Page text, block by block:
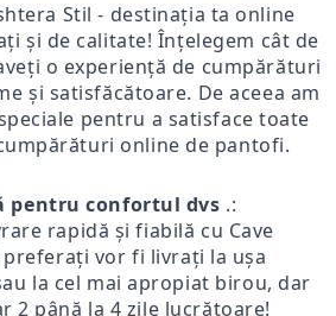
Stil - destinația ta online
și de calitate! Înțelegem cât de
o experiență de cumpărături
și satisfăcătoare. De aceea am
pentru a satisface toate
online de pantofi.
pentru confortul dvs .:
rapidă și fiabilă cu Cave
vor fi livrați la ușa
la cel mai apropiat birou, dar
2 până la 4 zile lucrătoare!